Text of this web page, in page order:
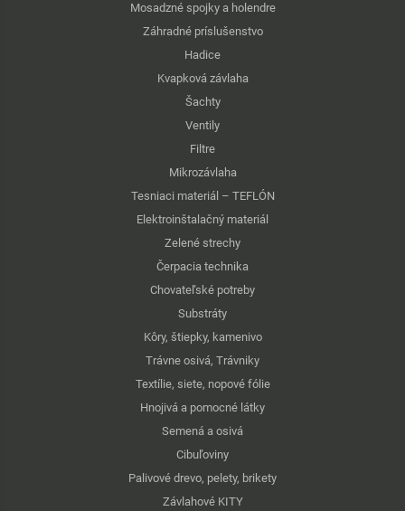
Mosadzné spojky a holendre
Záhradné príslušenstvo
Hadice
Kvapková závlaha
Šachty
Ventily
Filtre
Mikrozávlaha
Tesniaci materiál – TEFLÓN
Elektroinštalačný materiál
Zelené strechy
Čerpacia technika
Chovateľské potreby
Substráty
Kôry, štiepky, kamenivo
Trávne osivá, Trávniky
Textílie, siete, nopové fólie
Hnojivá a pomocné látky
Semená a osivá
Cibuľoviny
Palivové drevo, pelety, brikety
Závlahové KITY